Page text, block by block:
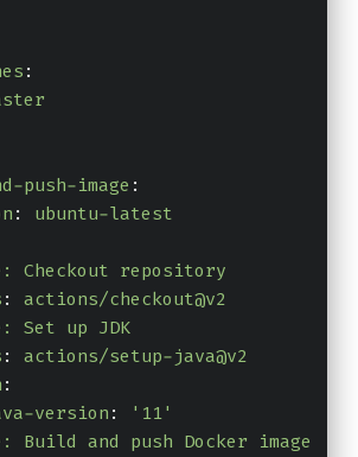
:
push-image :
:
ubuntu-latest
Checkout repository
:
actions/checkout@v2
Set up JDK
:
actions/setup-java@v2
:
version:
'11'
Build and push Docker image